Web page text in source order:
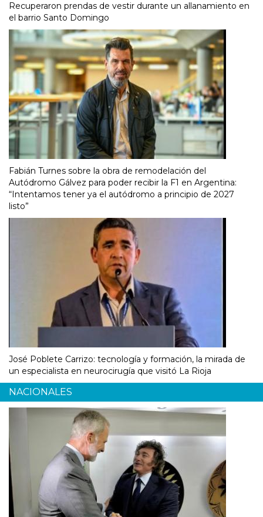
Recuperaron prendas de vestir durante un allanamiento en
el barrio Santo Domingo
Fabián Turnes sobre la obra de remodelación del
Autódromo Gálvez para poder recibir la F1 en Argentina:
“Intentamos tener ya el autódromo a principio de 2027
listo”
José Poblete Carrizo: tecnología y formación, la mirada de
un especialista en neurocirugía que visitó La Rioja
NACIONALES